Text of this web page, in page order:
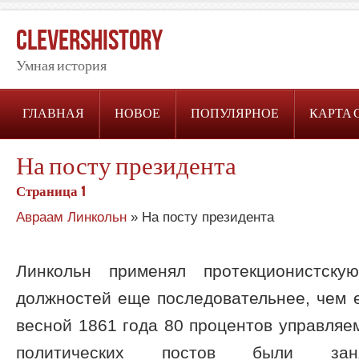
CleversHistory
Умная история
ГЛАВНАЯ НОВОЕ ПОПУЛЯРНОЕ КАРТА
На посту президента
Страница 1
Авраам Линкольн » На посту президента
Линкольн применял
должностей еще последовательнее, чем
весной 1861 года 80 процентов
политических постов были